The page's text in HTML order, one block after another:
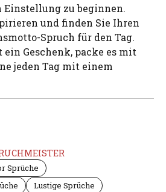
zu beginnen.
und finden Sie Ihren
Spruch für den Tag.
ein Geschenk, packe es mit
jeden Tag mit einem
Sprüche
Lustige Sprüche